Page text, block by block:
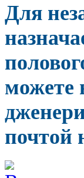
Для
можете
почтой